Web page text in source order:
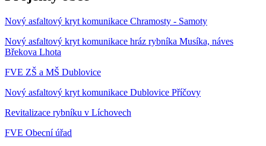
Nový asfaltový kryt komunikace Chramosty - Samoty
Nový asfaltový kryt komunikace hráz rybníka Musíka, náves
Břekova Lhota
FVE ZŠ a MŠ Dublovice
Nový asfaltový kryt komunikace Dublovice Příčovy
Revitalizace rybníku v Líchovech
FVE Obecní úřad